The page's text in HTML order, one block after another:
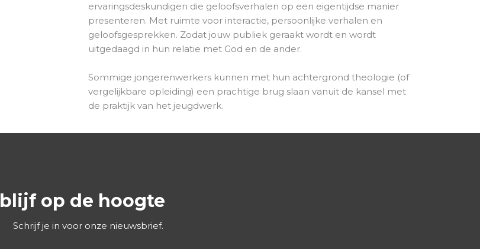
ervaringsdeskundigen die geloofsverhalen op een eigentijdse manier
presenteren. Met ruimte voor interactie, persoonlijke verhalen en
geloofsgesprekken. Zodat jouw publiek geraakt wordt en wordt
uitgedaagd in hun relatie met God en de ander.
Sommige jongerenwerkers kunnen met hun achtergrond theologie (of
vergelijkbare opleiding) een prachtige brug slaan vanuit de kansel met
de praktijk van het jeugdwerk.
blijf op de hoogte
Schrijf je in voor onze nieuwsbrief.